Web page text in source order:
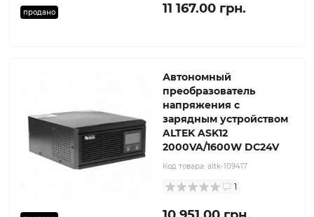
продано 11 167.00 грн.
Автономный
преобразователь
напряжения с
зарядным устройством
ALTEK ASK12
2000VA/1600W DC24V
Код товара: altk-109417
1